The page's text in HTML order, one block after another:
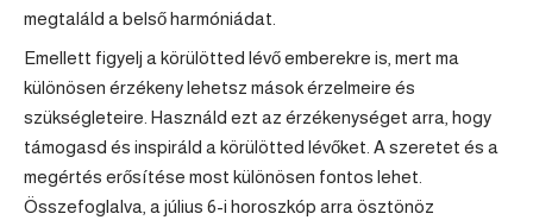
megtaláld a belső harmóniádat.
Emellett figyelj a körülötted lévő emberekre is, mert ma
különösen érzékeny lehetsz mások érzelmeire és
szükségleteire. Használd ezt az érzékenységet arra, hogy
támogasd és inspiráld a körülötted lévőket. A szeretet és a
megértés erősítése most különösen fontos lehet.
Összefoglalva, a július 6-i horoszkóp arra ösztönöz